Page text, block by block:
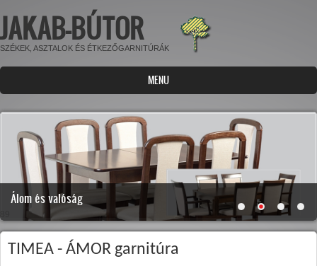
Ugrás a tartalomra
JAKAB-BÚTOR
SZÉKEK, ASZTALOK ÉS ÉTKEZŐGARNITÚRÁK
MENU
Álom és valóság
TIMEA - ÁMOR garnitúra